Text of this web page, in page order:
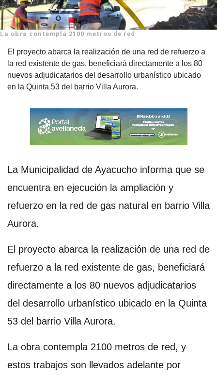
La obra contempla 2100 metros de red
El proyecto abarca la realización de una red de refuerzo a
la red existente de gas, beneficiará directamente a los 80
nuevos adjudicatarios del desarrollo urbanístico ubicado
en la Quinta 53 del barrio Villa Aurora.
La Municipalidad de Ayacucho informa que se
encuentra en ejecución la ampliación y
refuerzo en la red de gas natural en barrio Villa
Aurora.
El proyecto abarca la realización de una red de
refuerzo a la red existente de gas, beneficiará
directamente a los 80 nuevos adjudicatarios
del desarrollo urbanístico ubicado en la Quinta
53 del barrio Villa Aurora.
La obra contempla 2100 metros de red, y
estos trabajos son llevados adelante por